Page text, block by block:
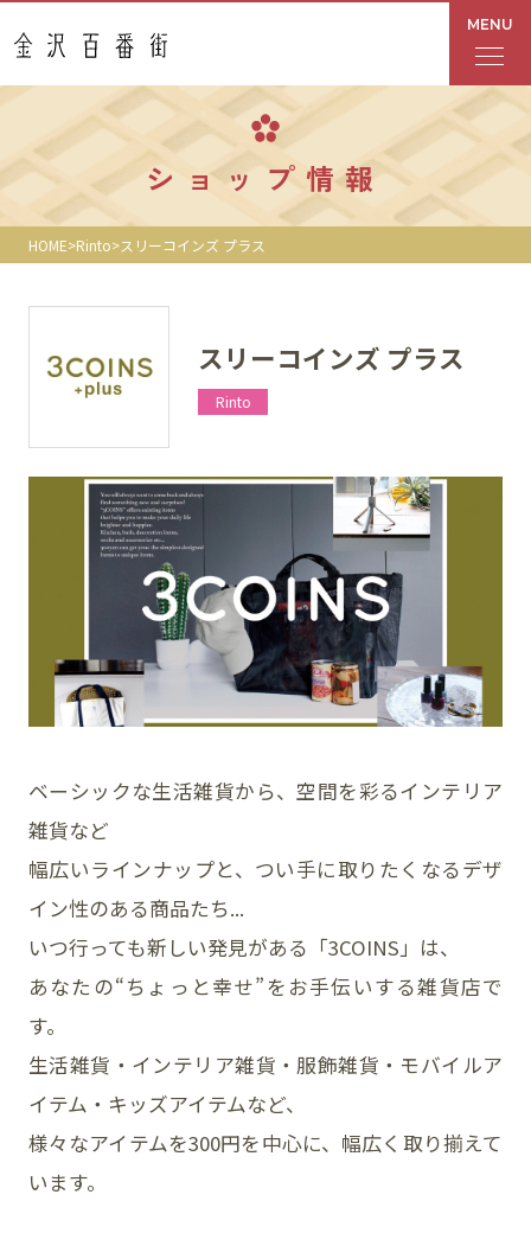
MENU
フロアガイド
あんと
Rinto
ショップ検索
ショップニュース
アクセス・パーキング
館内サービス
スタッフ募集
百番街くらぶ
ショップ情報
HOME Rinto スリーコインズ プラス
スリーコインズ プラス
Rinto
ベーシックな生活雑貨から、空間を彩るインテリア
雑貨など
幅広いラインナップと、つい手に取りたくなるデザ
イン性のある商品たち...
いつ行っても新しい発見がある「3COINS」は、
あなたの“ちょっと幸せ”をお手伝いする雑貨店で
す。
生活雑貨・インテリア雑貨・服飾雑貨・モバイルア
イテム・キッズアイテムなど、
様々なアイテムを300円を中心に、幅広く取り揃えて
います。